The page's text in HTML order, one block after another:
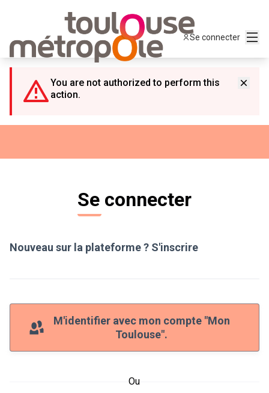
Se connecter
You are not authorized to perform this
action.
Se connecter
Nouveau sur la plateforme ? S'inscrire
M'identifier avec mon compte "Mon
Toulouse".
Ou